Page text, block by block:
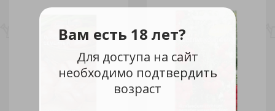
Вам есть 18 лет?
Для доступа на сайт
необходимо подтвердить
возраст